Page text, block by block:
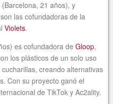
(Barcelona, 21 años), y
las cofundadoras de la
Violets.
es cofundadora de Gloop,
los plásticos de un solo uso
creando alternativas
Con su proyecto ganó el
de TikTok y Ac2ality.